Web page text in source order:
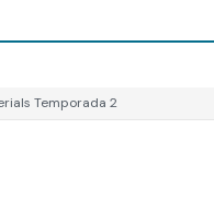
Temporada 2